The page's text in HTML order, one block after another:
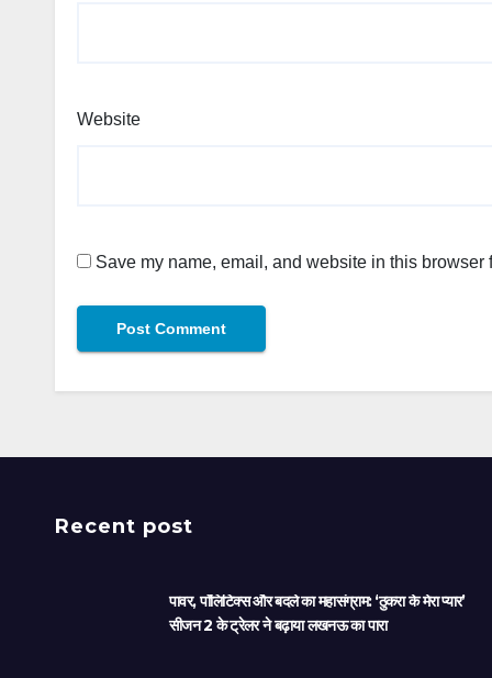
Website
Save my name, email, and website in this browser
Recent post
पावर, पॉलिटिक्स और बदले का महासंग्राम: ‘ठुकरा के मेरा प्यार’
सीजन 2 के ट्रेलर ने बढ़ाया लखनऊ का पारा